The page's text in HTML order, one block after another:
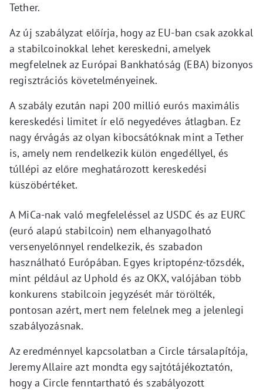
Tether.
Az új szabályzat előírja, hogy az EU-ban csak azokkal
a stabilcoinokkal lehet kereskedni, amelyek
megfelelnek az Európai Bankhatóság (EBA) bizonyos
regisztrációs követelményeinek.
A szabály ezután napi 200 millió eurós maximális
kereskedési limitet ír elő negyedéves átlagban. Ez
nagy érvágás az olyan kibocsátóknak mint a Tether
is, amely nem rendelkezik külön engedéllyel, és
túllépi az előre meghatározott kereskedési
küszöbértéket.
A MiCa-nak való megfeleléssel az USDC és az EURC
(euró alapú stabilcoin) nem elhanyagolható
versenyelőnnyel rendelkezik, és szabadon
használható Európában. Egyes kriptopénz-tőzsdék,
mint például az Uphold és az OKX, valójában több
konkurens stabilcoin jegyzését már törölték,
pontosan azért, mert nem felelnek meg a jelenlegi
szabályozásnak.
Az eredménnyel kapcsolatban a Circle társalapítója,
Jeremy Allaire azt mondta egy sajtótájékoztatón,
hogy a Circle fenntartható és szabályozott